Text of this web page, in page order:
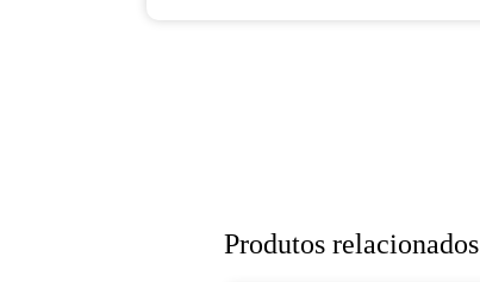
Produtos relacionados